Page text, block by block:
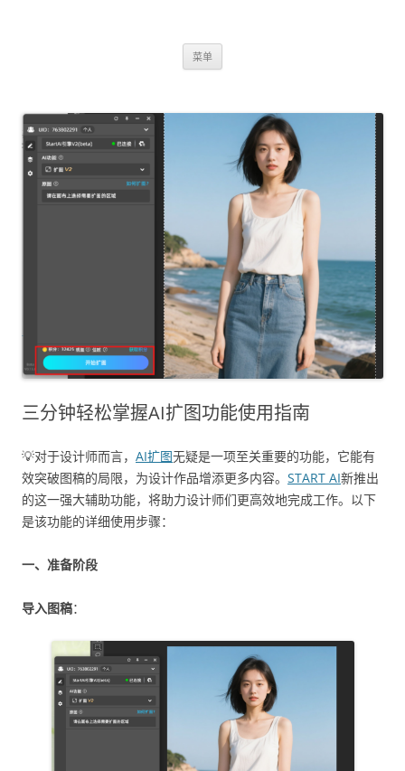
菜单
三分钟轻松掌握AI扩图功能使用指南
💡对于设计师而言， AI扩图无疑是一项至关重要的功能，它能有
效突破图稿的局限，为设计作品增添更多内容。 START AI新推出
的这一强大辅助功能，将助力设计师们更高效地完成工作。以下
是该功能的详细使用步骤：
一、准备阶段
导入图稿：